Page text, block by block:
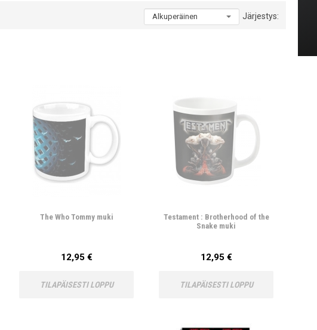
Järjestys:
The Who Tommy muki
12,95 €
TILAPÄISESTI LOPPU
Testament : Brotherhood of the
Snake muki
12,95 €
TILAPÄISESTI LOPPU